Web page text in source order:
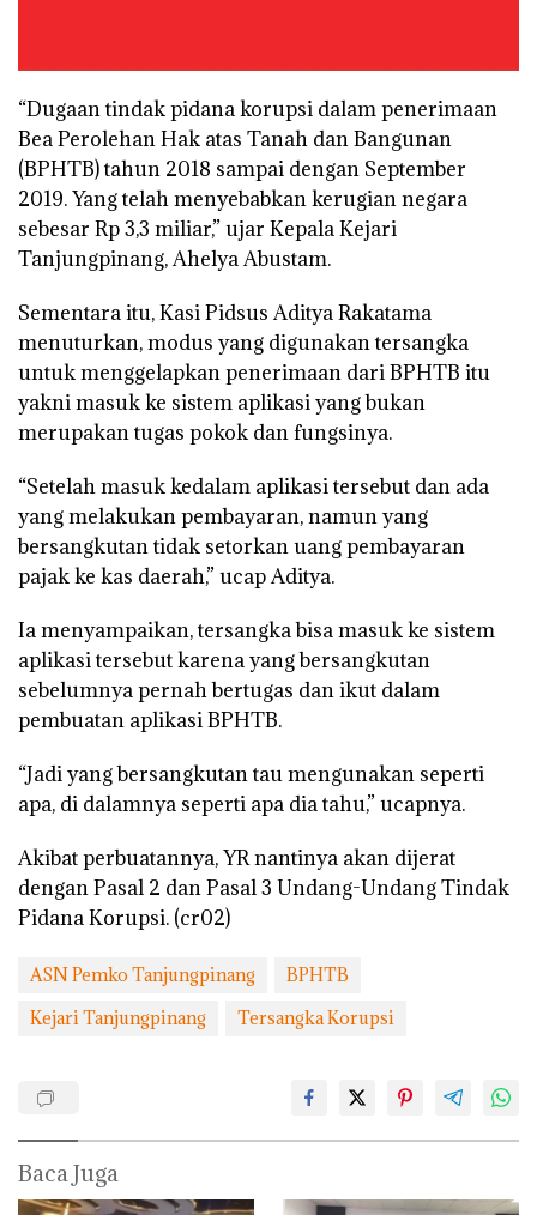
“Dugaan tindak pidana korupsi dalam penerimaan
Bea Perolehan Hak atas Tanah dan Bangunan
(BPHTB) tahun 2018 sampai dengan September
2019. Yang telah menyebabkan kerugian negara
sebesar Rp 3,3 miliar,” ujar Kepala Kejari
Tanjungpinang, Ahelya Abustam.
Sementara itu, Kasi Pidsus Aditya Rakatama
menuturkan, modus yang digunakan tersangka
untuk menggelapkan penerimaan dari BPHTB itu
yakni masuk ke sistem aplikasi yang bukan
merupakan tugas pokok dan fungsinya.
“Setelah masuk kedalam aplikasi tersebut dan ada
yang melakukan pembayaran, namun yang
bersangkutan tidak setorkan uang pembayaran
pajak ke kas daerah,” ucap Aditya.
Ia menyampaikan, tersangka bisa masuk ke sistem
aplikasi tersebut karena yang bersangkutan
sebelumnya pernah bertugas dan ikut dalam
pembuatan aplikasi BPHTB.
“Jadi yang bersangkutan tau mengunakan seperti
apa, di dalamnya seperti apa dia tahu,” ucapnya.
Akibat perbuatannya, YR nantinya akan dijerat
dengan Pasal 2 dan Pasal 3 Undang-Undang Tindak
Pidana Korupsi. (cr02)
ASN Pemko Tanjungpinang
BPHTB
Kejari Tanjungpinang
Tersangka Korupsi
Baca Juga